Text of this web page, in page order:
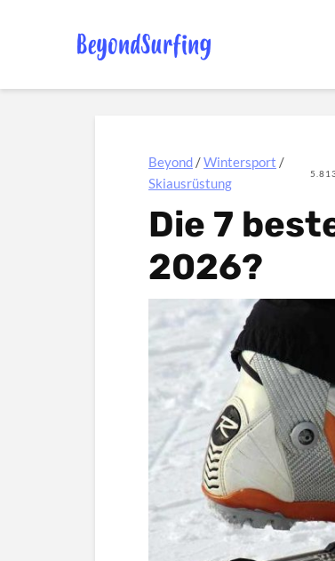
Beyond /Wintersport /
Skiausrüstung
Die 7
2026?